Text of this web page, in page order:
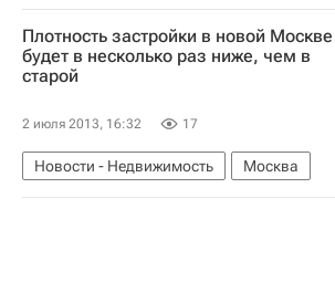
Транспорт
Марат Хуснуллин
Инфраструктура
Россия
Плотность застройки в новой Москве
будет в несколько раз ниже, чем в
старой
2 июля 2013, 16:32 17
Новости - Недвижимость
Москва
Марат Хуснуллин
Строительство